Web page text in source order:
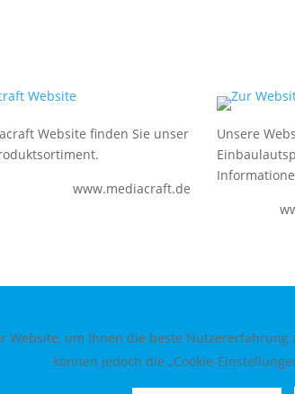
Website finden Sie unser
www.mediacraft.de
Unsere
um Ihnen die beste Nutzererfahrung
können jedoch die „Cookie-